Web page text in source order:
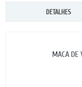
DETALHES
MACA DE